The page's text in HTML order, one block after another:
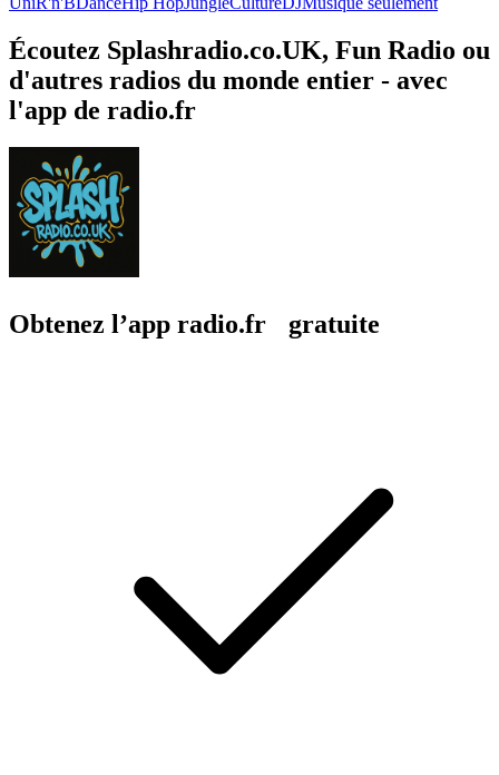
Écoutez Splashradio.co.UK, Fun Radio ou
d'autres radios du monde entier - avec
l'app de radio.fr
Obtenez l’app radio.fr gratuite